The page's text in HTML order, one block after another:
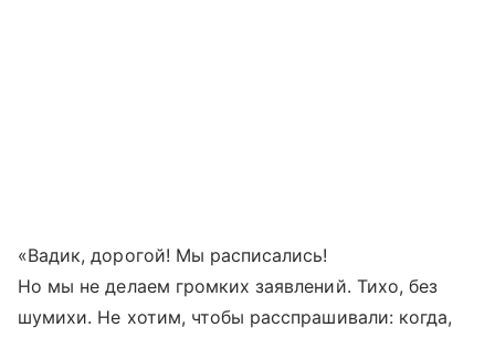
«Вадик, дорогой! Мы расписались!
Но мы не делаем громких заявлений. Тихо, без
шумихи. Не хотим, чтобы расспрашивали: когда,